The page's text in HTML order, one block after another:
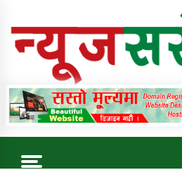
Online News Portal